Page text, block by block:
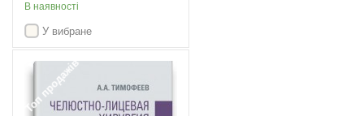
В наявності
У вибране
Топ продажів